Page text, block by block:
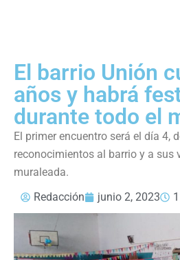
El barrio Unión
años y habrá
durante todo el
El primer encuentro será el día 4,
reconocimientos al barrio y a sus
muraleada.
Redacción
junio 2, 2023